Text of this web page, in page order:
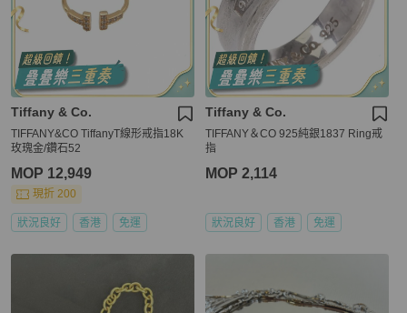
Tiffany & Co.
TIFFANY&CO TiffanyT線形戒指18K
玫瑰金/鑽石52
MOP 12,949
現折 200
狀況良好 香港 免運
Tiffany & Co.
TIFFANY＆CO 925純銀1837 Ring戒
指
MOP 2,114
狀況良好 香港 免運